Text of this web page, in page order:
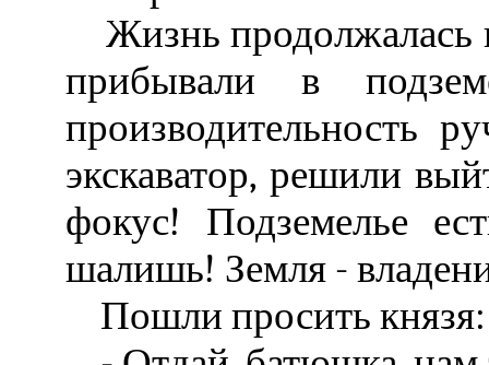
Жизнь продолжалась
прибывали в
производительность
экскаватор, решили
фокус! Подземелье
шалишь! Земля -
Пошли просить князя: